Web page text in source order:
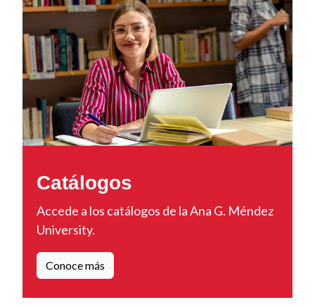
Catálogos
Accede a los catálogos de la Ana G. Méndez
University.
Conoce más